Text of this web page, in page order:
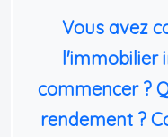
Vous avez
l'immobilier
commencer ?
rendement ?